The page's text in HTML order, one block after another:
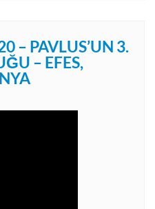
– PAVLUS’UN 3.
– EFES,